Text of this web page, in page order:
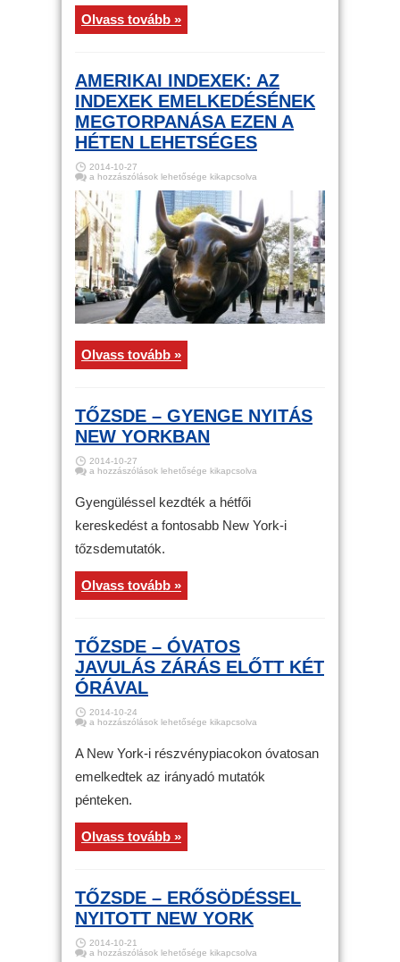
Olvass tovább »
AMERIKAI INDEXEK: AZ
INDEXEK EMELKEDÉSÉNEK
MEGTORPANÁSA EZEN A
HÉTEN LEHETSÉGES
2014-10-27
Amerikai
Az
indexek
emelkedésének
megtorpanása
ezen
a
héten
lehetséges
bejegyzéshez
a hozzászólások lehetősége kikapcsolva
Olvass tovább »
TŐZSDE – GYENGE NYITÁS
NEW YORKBAN
2014-10-27
Tőzsde
nyitás
New
Yorkban
bejegyzéshez
a hozzászólások lehetősége kikapcsolva
Gyengüléssel kezdték a hétfői
kereskedést a fontosabb New York-i
tőzsdemutatók.
Olvass tovább »
TŐZSDE – ÓVATOS
JAVULÁS ZÁRÁS ELŐTT KÉT
ÓRÁVAL
2014-10-24
Tőzsde
javulás
zárás
előtt
két
bejegyzéshez
a hozzászólások lehetősége kikapcsolva
A New York-i részvénypiacokon óvatosan
emelkedtek az irányadó mutatók
pénteken.
Olvass tovább »
TŐZSDE – ERŐSÖDÉSSEL
NYITOTT NEW YORK
2014-10-21
Tőzsde
a hozzászólások lehetősége kikapcsolva